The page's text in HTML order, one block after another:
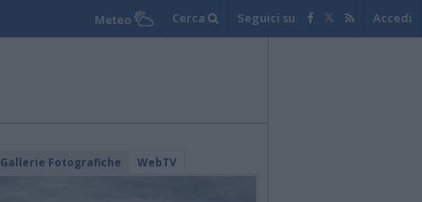
Meteo Cerca Seguici su Accedi
Gallerie Fotografiche WebTV